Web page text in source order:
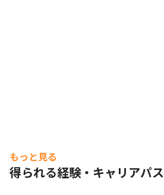
もっと見る
得られる経験・キャリアパス